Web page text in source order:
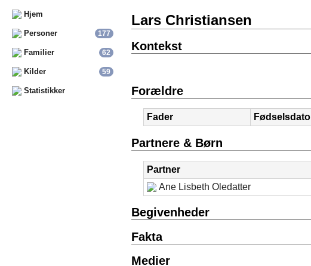
Hjem
177
Personer
62
Familier
59
Kilder
Statistikker
Lars Christiansen
Kontekst
Forældre
Fader Fødselsdato
Partnere & Børn
Partner
Ane Lisbeth Oledatter
Begivenheder
Fakta
Medier